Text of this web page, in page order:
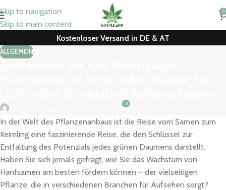
Skip to navigation
Skip to main content
0
Kostenloser Versand in DE & AT
ALLGEMEIN
0
In der Welt des Pflanzenanbaus ist die Reise vom Samen zum
Keimling eine faszinierende Reise, die den Schlüssel zur
Entfaltung des Potenzials jedes grünen Daumens darstellt.
Haben Sie sich jemals gefragt, wie Sie das Wachstum von
Hanfsamen am besten fördern können – der vielseitigen
Pflanze, die in verschiedenen Branchen für Aufsehen sorgt?